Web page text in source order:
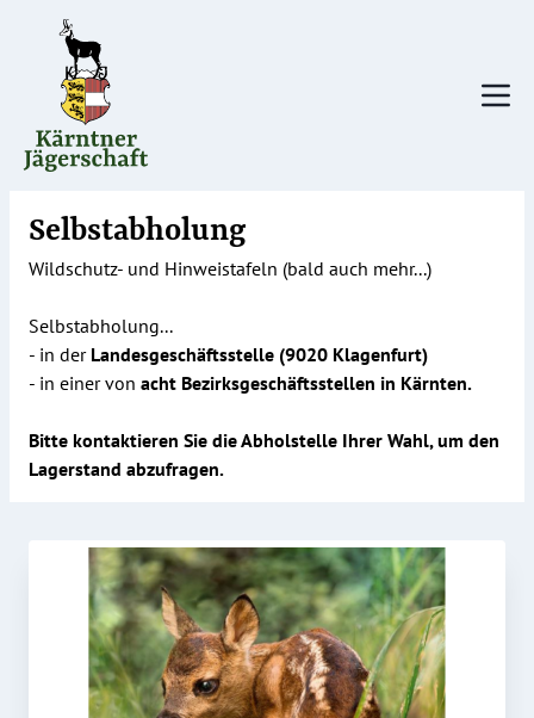
Selbstabholung
Wildschutz- und Hinweistafeln (bald auch mehr...)
Selbstabholung...
- in der Landesgeschäftsstelle (9020 Klagenfurt)
- in einer von acht Bezirksgeschäftsstellen in Kärnten.
Bitte kontaktieren Sie die Abholstelle Ihrer Wahl, um den
Lagerstand abzufragen.